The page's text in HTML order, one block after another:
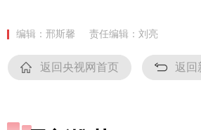
编辑：邢斯馨 责任编辑：刘亮
返回央视网首页 返回